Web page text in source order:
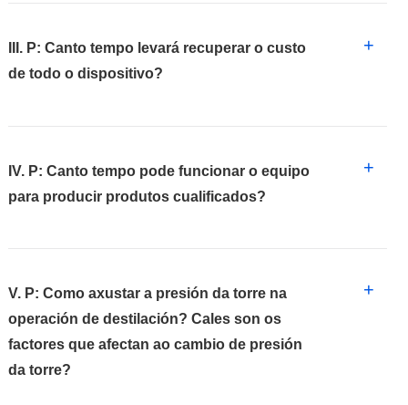
III. P: Canto tempo levará recuperar o custo
de todo o dispositivo?
+
IV. P: Canto tempo pode funcionar o equipo
para producir produtos cualificados?
+
V. P: Como axustar a presión da torre na
operación de destilación? Cales son os
factores que afectan ao cambio de presión
da torre?
+